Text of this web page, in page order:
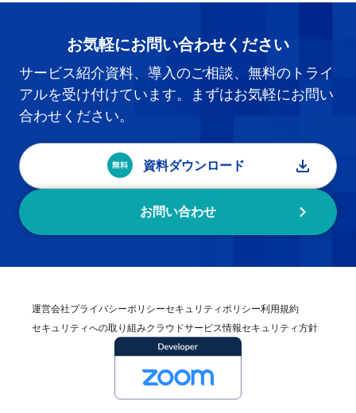
お気軽にお問い合わせください
サービス紹介資料、導入のご相談、無料のトライ
アルを受け付けています。まずはお気軽にお問い
合わせください。
資料ダウンロード
お問い合わせ
運営会社プライバシーポリシーセキュリティポリシー利用規約
セキュリティへの取り組みクラウドサービス情報セキュリティ方針